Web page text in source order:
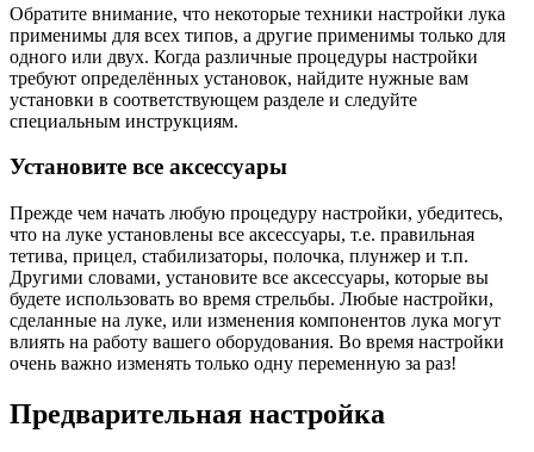
Обратите внимание, что некоторые техники настройки лука
применимы для всех типов, а другие применимы только для
одного или двух. Когда различные процедуры настройки
требуют определённых установок, найдите нужные вам
установки в соответствующем разделе и следуйте
специальным инструкциям.
Установите все аксессуары
Прежде чем начать любую процедуру настройки, убедитесь,
что на луке установлены все аксессуары, т.е. правильная
тетива, прицел, стабилизаторы, полочка, плунжер и т.п.
Другими словами, установите все аксессуары, которые вы
будете использовать во время стрельбы. Любые настройки,
сделанные на луке, или изменения компонентов лука могут
влиять на работу вашего оборудования. Во время настройки
очень важно изменять только одну переменную за раз!
Предварительная настройка